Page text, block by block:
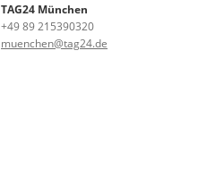
TAG24 München
+49 89 215390320
muenchen@tag24.de